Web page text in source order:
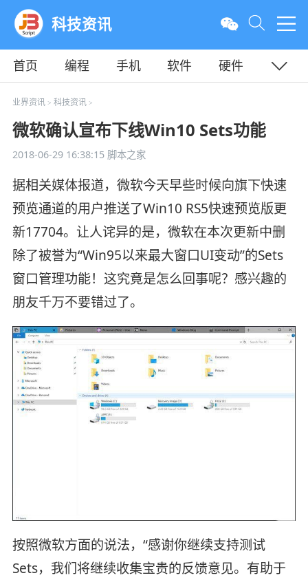
科技资讯
首页 编程 手机 软件
硬件
教程
平面
业界资讯> 科技资讯>
微软确认宣布下线Win10 Sets功能
2018-06-29 16:38:15脚本之家
据相关媒体报道，微软今天早些时候向旗下快速
预览通道的用户推送了Win10 RS5快速预览版更
新17704。让人诧异的是，微软在本次更新中删
除了被誉为“Win95以来最大窗口UI变动”的Sets
窗口管理功能！这究竟是怎么回事呢？感兴趣的
朋友千万不要错过了。
按照微软方面的说法，“感谢你继续支持测试
Sets，我们将继续收集宝贵的反馈意见。有助于